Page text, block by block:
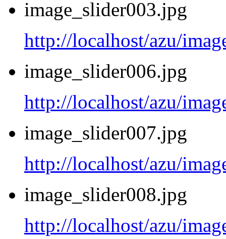
image_slider003.jpg
http://localhost/azu/
image_slider006.jpg
http://localhost/azu/
image_slider007.jpg
http://localhost/azu/
image_slider008.jpg
http://localhost/azu/